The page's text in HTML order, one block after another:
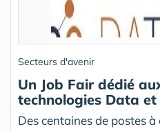
Secteurs d'avenir
Un Job Fair dédié
technologies Data et
Des centaines de postes